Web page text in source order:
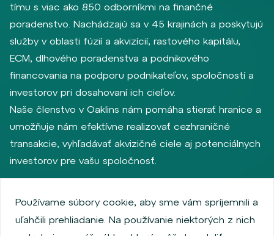
tímu s viac ako 850 odborníkmi na finančné
poradenstvo. Nachádzajú sa v 45 krajinách a poskytujú
služby v oblasti fúzií a akvizícií, rastového kapitálu,
ECM, dlhového poradenstva a podnikového
financovania na podporu podnikateľov, spoločností a
investorov pri dosahovaní ich cieľov.
Naše členstvo v Oaklins nám pomáha stierať hranice a
umožňuje nám efektívne realizovať cezhraničné
transakcie, vyhľadávať akvizičné ciele aj potenciálnych
investorov pre vašu spoločnosť.
Zásady ochrany osobných údajov
Používanie súborov cookie
Informácie o emitentoch
Používame súbory cookie, aby sme vám spríjemnili a
uľahčili prehliadanie. Na používanie niektorých z nich